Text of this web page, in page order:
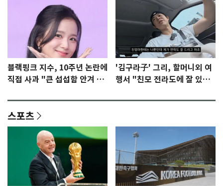
블랙핑크 지수, 10주년 논란에
직접 사과 "큰 섭섭함 안겨 미
'김구라子' 그리, 할머니외 여
행서 "친모 전라도에 잘 있
스포츠